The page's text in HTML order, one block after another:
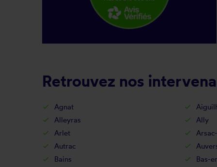
Retrouvez nos
Agnat
Alleyras
Ally
Arlet
Autrac
Bains
Bas-